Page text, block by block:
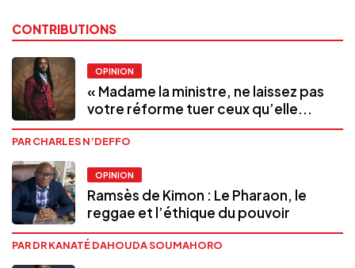
CONTRIBUTIONS
OPINION
« Madame la ministre, ne laissez pas
votre réforme tuer ceux qu’elle...
PAR CHARLES N’DEFFO
OPINION
Ramsès de Kimon : Le Pharaon, le
reggae et l’éthique du pouvoir
PAR DR KANATÉ DAHOUDA SOUMAHORO